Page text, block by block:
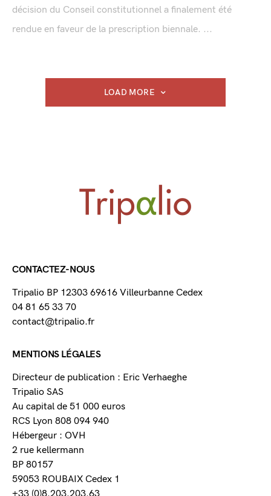
décision du Conseil constitutionnel a finalement été
rendue en faveur de la prescription biennale. ...
LOAD MORE
CONTACTEZ-NOUS
Tripalio BP 12303 69616 Villeurbanne Cedex
04 81 65 33 70
contact@tripalio.fr
MENTIONS LÉGALES
Directeur de publication : Eric Verhaeghe
Tripalio SAS
Au capital de 51 000 euros
RCS Lyon 808 094 940
Hébergeur : OVH
2 rue kellermann
BP 80157
59053 ROUBAIX Cedex 1